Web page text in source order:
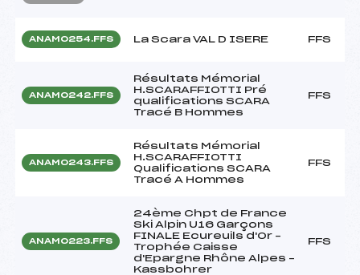
ANAM0254.FFS La Scara VAL D ISERE FFS
ANAM0242.FFS
Résultats Mémorial
H.SCARAFFIOTTI Pré
qualifications SCARA
Tracé B Hommes
FFS
ANAM0243.FFS
Résultats Mémorial
H.SCARAFFIOTTI
Qualifications SCARA
Tracé A Hommes
FFS
ANAM0223.FFS
24ème Chpt de France
Ski Alpin U16 Garçons
FINALE Ecureuils d'Or –
Trophée Caisse
d'Epargne Rhône Alpes –
Kassbohrer
FFS